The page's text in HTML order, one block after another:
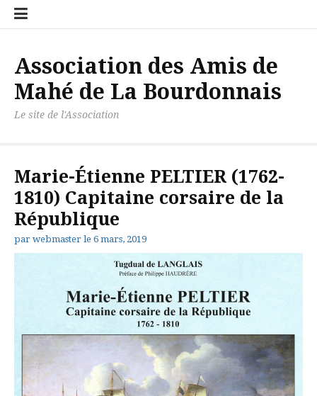
Aller
de
Association des Amis de
Mahé de La Bourdonnais
Le site de l'Association
Marie-Étienne PELTIER (1762-
1810) Capitaine corsaire de la
République
par webmaster le 6 mars, 2019